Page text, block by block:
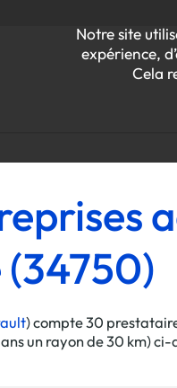
Notre site
expérience,
Cela
) compte 30
un rayon de 30 km)